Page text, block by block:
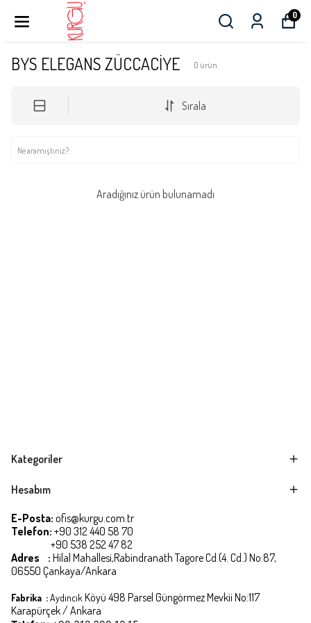
0
BYS ELEGANS ZÜCCACİYE 0 ürün
Sırala
Aradığınız ürün bulunamadı
Kategoriler
Hesabım
E-Posta: ofis@kurgu.com.tr
Telefon: +90 312 440 58 70
+90 538 252 47 82
Adres : Hilal Mahallesi,Rabindranath Tagore Cd.(4. Cd.) No:87,
06550 Çankaya/Ankara
Fabrika :Aydıncık Köyü 498 Parsel Güngörmez Mevkii No:117
Karapürçek / Ankara